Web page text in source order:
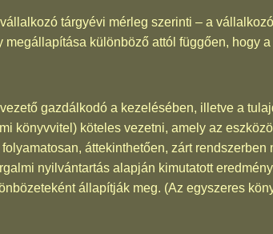
tárgyévi mérleg szerinti – a
megállapítása különböző attól függően, hogy
gazdálkodó a kezelésében, illetve a
könyvvitel) köteles vezetni, amely az
áttekinthetően, zárt
nyilvántartás alapján kimutatott
állapítják meg. (Az egyszeres